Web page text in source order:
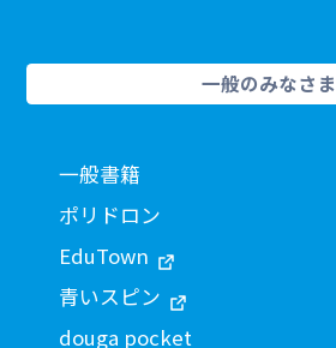
一般のみなさま
一般書籍
ポリドロン
EduTown
青いスピン
douga pocket